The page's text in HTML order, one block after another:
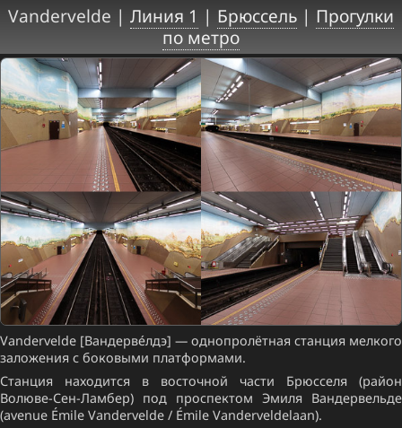
Vandervelde | Линия 1 | Брюссель | Прогулки
по метро
Vandervelde [Вандерве́лдэ] — однопролётная станция мелкого
заложения с боковыми платформами.
Станция находится в восточной части Брюсселя (район
Волюве-Сен-Ламбер) под проспектом Эмиля Вандервельде
(avenue Émile Vandervelde / Émile Vanderveldelaan).